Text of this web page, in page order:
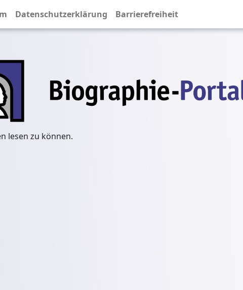
Datenschutzerklärung Barrierefreiheit
lesen zu können.